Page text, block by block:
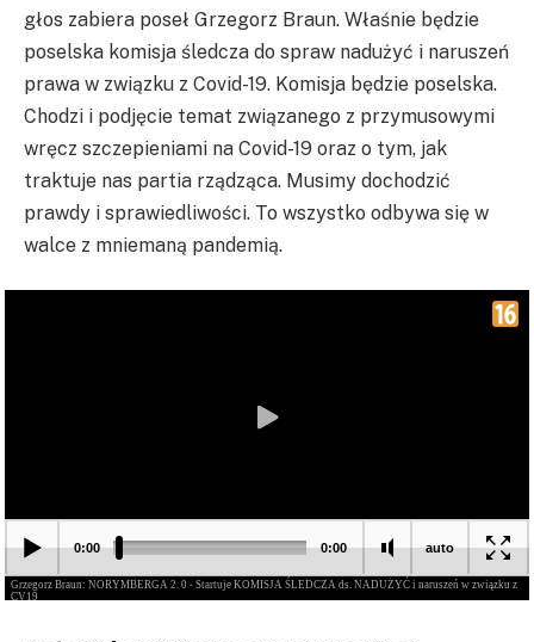
głos zabiera poseł Grzegorz Braun. Właśnie będzie
poselska komisja śledcza do spraw nadużyć i naruszeń
prawa w związku z Covid-19. Komisja będzie poselska.
Chodzi i podjęcie temat związanego z przymusowymi
wręcz szczepieniami na Covid-19 oraz o tym, jak
traktuje nas partia rządząca. Musimy dochodzić
prawdy i sprawiedliwości. To wszystko odbywa się w
walce z mniemaną pandemią.